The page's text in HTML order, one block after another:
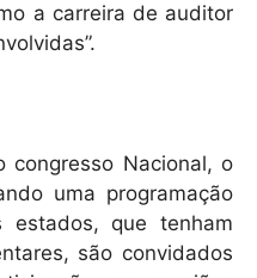
a carreira de auditor
congresso Nacional, o
uma programação
que tenham
são convidados